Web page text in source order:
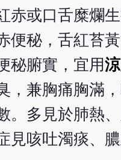
赤或口舌糜爛
便秘，舌紅苔
秘腑實，宜用
，兼胸痛胸滿
。多見於肺熱
見咳吐濁痰、